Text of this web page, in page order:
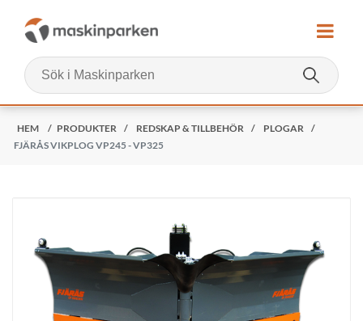
HEM / PRODUKTER / REDSKAP & TILLBEHÖR / PLOGAR
/
FJÄRÅS VIKPLOG VP245 - VP325